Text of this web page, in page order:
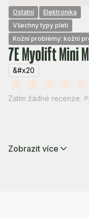
Ostatní
Elektronika
Všechny typy pleti
Kožní problémy: kožní
7E Myolift Mini
&#x20
Zatím žádné recenze
Zobrazit více